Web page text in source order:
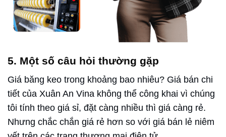
5. Một số câu hỏi thường gặp
Giá băng keo trong khoảng bao nhiêu? Giá bán chi
tiết của Xuân An Vina không thể công khai vì chúng
tôi tính theo giá sỉ, đặt càng nhiều thì giá càng rẻ.
Nhưng chắc chắn giá rẻ hơn so với giá bán lẻ niêm